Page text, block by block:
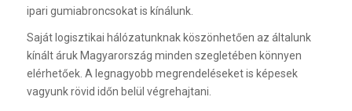
ipari gumiabroncsokat is kínálunk.
Saját logisztikai hálózatunknak köszönhetően az általunk
kínált áruk Magyarország minden szegletében könnyen
elérhetőek. A legnagyobb megrendeléseket is képesek
vagyunk rövid időn belül végrehajtani.